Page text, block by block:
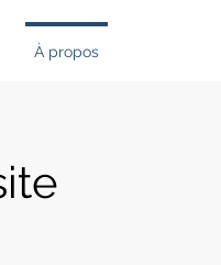
À propos